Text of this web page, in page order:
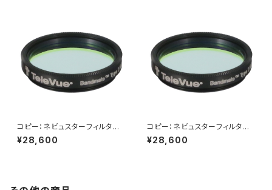
コピー：ネビュスターフィルター、
1.25インチ用
¥28,600
コピー：ネビュスターフィルター、
1.25インチ用
¥28,600